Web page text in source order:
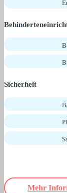
Sicherheit
Mehr